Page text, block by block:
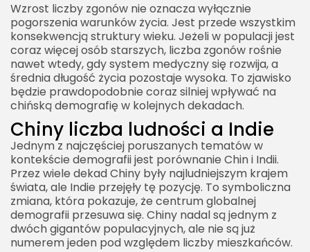
Wzrost liczby zgonów nie oznacza wyłącznie
pogorszenia warunków życia. Jest przede wszystkim
konsekwencją struktury wieku. Jeżeli w populacji jest
coraz więcej osób starszych, liczba zgonów rośnie
nawet wtedy, gdy system medyczny się rozwija, a
średnia długość życia pozostaje wysoka. To zjawisko
będzie prawdopodobnie coraz silniej wpływać na
chińską demografię w kolejnych dekadach.
Chiny liczba ludności a Indie
Jednym z najczęściej poruszanych tematów w
kontekście demografii jest porównanie Chin i Indii.
Przez wiele dekad Chiny były najludniejszym krajem
świata, ale Indie przejęły tę pozycję. To symboliczna
zmiana, która pokazuje, że centrum globalnej
demografii przesuwa się. Chiny nadal są jednym z
dwóch gigantów populacyjnych, ale nie są już
numerem jeden pod względem liczby mieszkańców.